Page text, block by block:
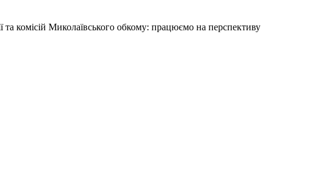
та комісій Миколаївського обкому: працюємо на перспективу